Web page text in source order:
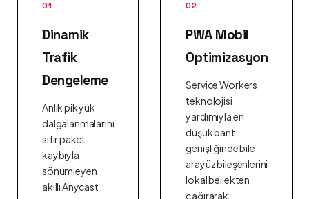
01
Dinamik
Trafik
Dengeleme
Anlık pik yük
dalgalanmalarını
sıfır paket
kaybıyla
sönümleyen
akıllı Anycast
02
PWA Mobil
Optimizasyon
Service Workers
teknolojisi
yardımıyla en
düşük bant
genişliğinde bile
arayüz bileşenlerini
lokal bellekten
çağırarak